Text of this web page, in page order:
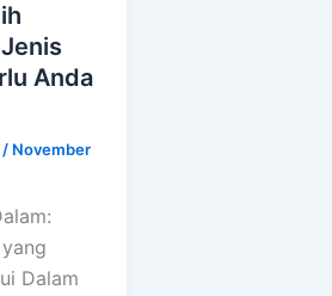
Anda
/ November
Dalam